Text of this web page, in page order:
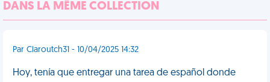
DANS LA MÊME COLLECTION
Par Claroutch31 - 10/04/2025 14:32
Hoy, tenía que entregar una tarea de español donde